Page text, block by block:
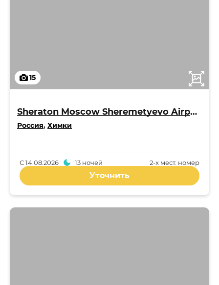
15
Sheraton Moscow Sheremetyevo Airport Hotel 4*
Россия, Химки
2-x мест. номер
С14.08.2026 13 ночей
Уточнить